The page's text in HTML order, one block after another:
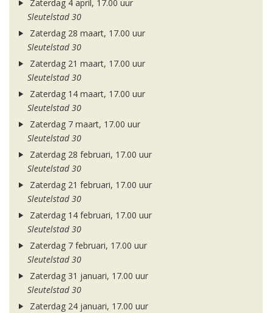
Zaterdag 4 april, 17.00 uur
Sleutelstad 30
Zaterdag 28 maart, 17.00 uur
Sleutelstad 30
Zaterdag 21 maart, 17.00 uur
Sleutelstad 30
Zaterdag 14 maart, 17.00 uur
Sleutelstad 30
Zaterdag 7 maart, 17.00 uur
Sleutelstad 30
Zaterdag 28 februari, 17.00 uur
Sleutelstad 30
Zaterdag 21 februari, 17.00 uur
Sleutelstad 30
Zaterdag 14 februari, 17.00 uur
Sleutelstad 30
Zaterdag 7 februari, 17.00 uur
Sleutelstad 30
Zaterdag 31 januari, 17.00 uur
Sleutelstad 30
Zaterdag 24 januari, 17.00 uur